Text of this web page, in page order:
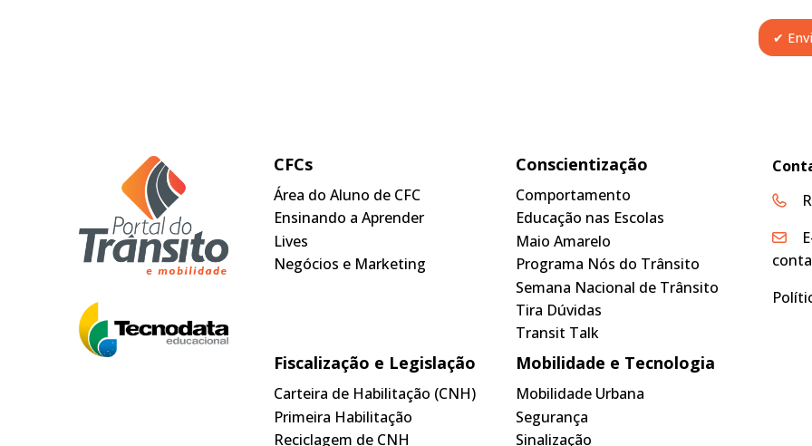
CFCs
Área do Aluno de CFC
Ensinando a Aprender
Lives
Negócios e Marketing
Conscientização
Comportamento
Educação nas Escolas
Maio Amarelo
Programa Nós do Trânsito
Semana Nacional de Trânsito
Tira Dúvidas
Transit Talk
Fiscalização e Legislação
Carteira de Habilitação (CNH)
Primeira Habilitação
Reciclagem de CNH
Mobilidade e Tecnologia
Mobilidade Urbana
Segurança
Sinalização